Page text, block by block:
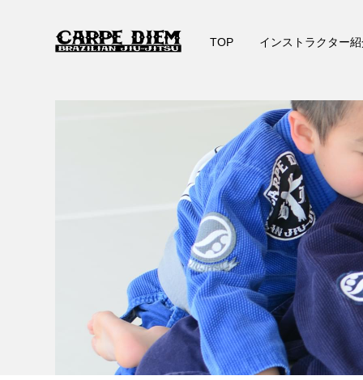
TOP インストラクター